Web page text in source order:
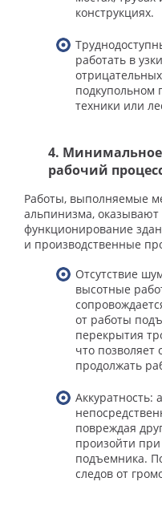
конструкциях.
работать в
подкупольном
техники или
4.
рабочий
Работы, выполняемые
альпинизма,
функционирование
и производственные
Отсутствие
высотные
от работы
перекрытия
что
продолжать
Аккуратность:
повреждая
произойти
подъемника.
следов от